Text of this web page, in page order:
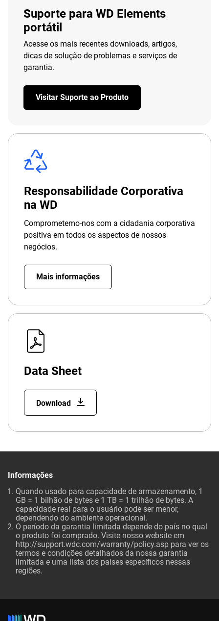
Suporte para WD Elements
portátil
Acesse os mais recentes downloads, artigos,
dicas de solução de problemas e serviços de
garantia.
Visitar Suporte ao Produto
Responsabilidade Corporativa
na WD
Comprometemo-nos com a cidadania corporativa
positiva em todos os aspectos de nossos
negócios.
Mais informações
Data Sheet
Download
Informações
Quando usado para capacidade de armazenamento, 1
GB = 1 bilhão de bytes e 1 TB = 1 trilhão de bytes. A
capacidade real para o usuário pode ser menor,
dependendo do ambiente operacional.
O período da garantia limitada depende do país no qual
o produto foi comprado. Visite nosso website em
http://support.wdc.com/warranty/policy.asp para ver os
termos e condições detalhados da nossa garantia
limitada e uma lista dos países específicos nessas
regiões.